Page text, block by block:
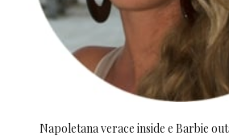
Napoletana verace inside e Barbie